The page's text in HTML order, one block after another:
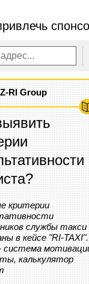
RI Group
критерии
службы такси
в кейсе "RI-
система
калькулятор